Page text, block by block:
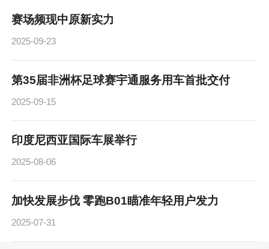
赛场频现中原新实力
2025-09-23
第35届非洲杯足球赛宇通服务用车首批交付
2025-09-15
印度尼西亚国际车展举行
2025-08-06
加快发展步伐 零跑B01瞄准年轻用户发力
2025-07-31